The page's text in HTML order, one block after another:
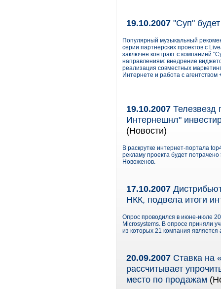
19.10.2007 "Суп"
Популярный музыкальный
серии партнерских проектов с
заключен контракт с компанией
направлениям: внедрение
реализация совместных
Интернете и работа с
19.10.2007 Телезвезд
Интернешнл"
(Новости)
В раскрутке интернет-портала
рекламу проекта будет
Новоженов.
17.10.2007
НКК, подвела итоги
Опрос проводился в июне-июле
Microsystems. В опросе приняли
из которых 21 компания
20.09.2007 Ставка на
рассчитывает
место по продажам